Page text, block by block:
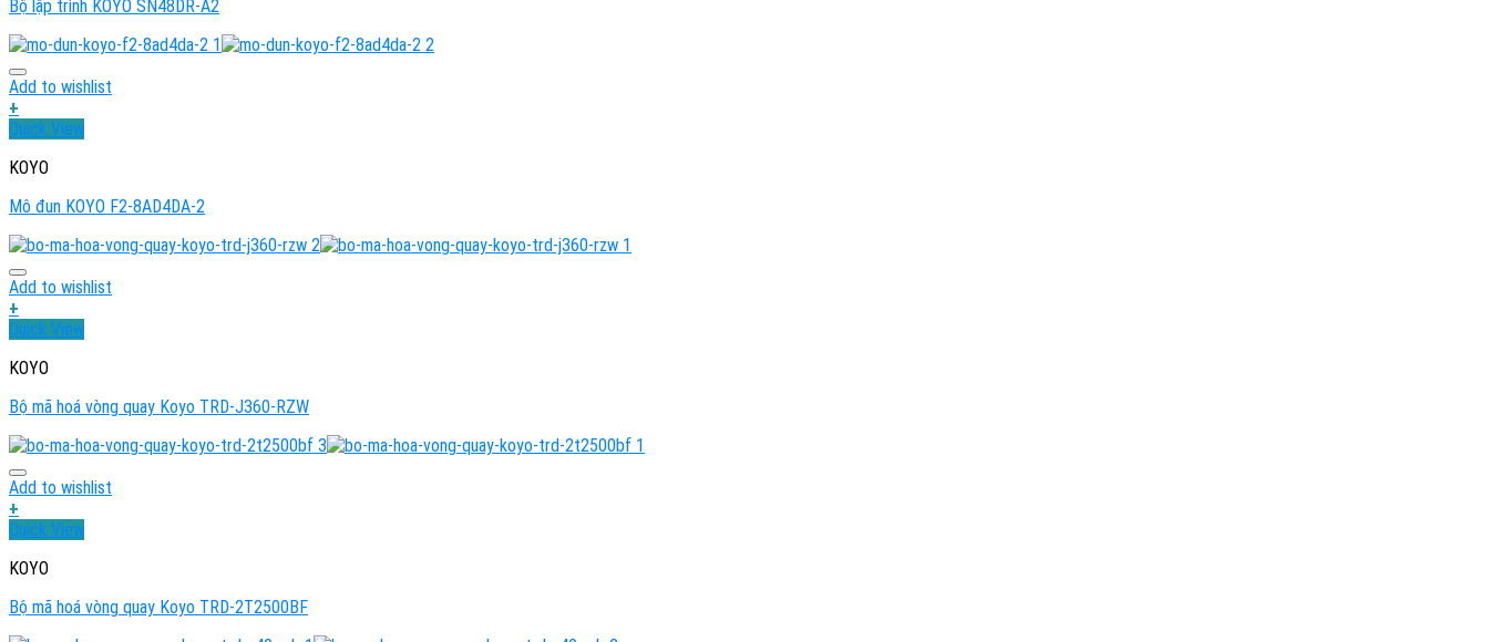
Bộ lập trình KOYO SN48DR-A2
Add to wishlist
+
Quick View
KOYO
Mô đun KOYO F2-8AD4DA-2
Add to wishlist
+
Quick View
KOYO
Bộ mã hoá vòng quay Koyo TRD-J360-RZW
Add to wishlist
+
Quick View
KOYO
Bộ mã hoá vòng quay Koyo TRD-2T2500BF